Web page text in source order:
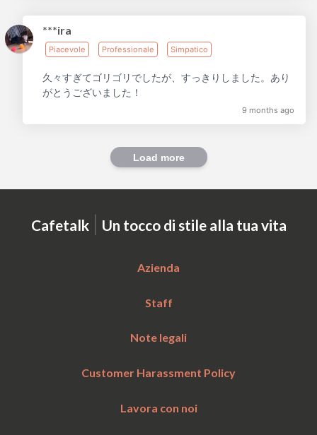
***ira
Piacevole Professionale Simpatico
久々すぎてゴリゴリでしたが、すっきりしました。あり
がとうございました！
9 months ago
Load more
Cafetalk | Un tocco di stile alla tua vita
Azienda
Staff
Note legali
Customer Harassment Policy
Lavora con noi